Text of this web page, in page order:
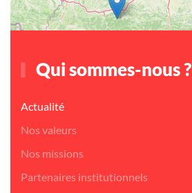
Qui sommes-nous ?
Actualité
Nos valeurs
Nos missions
Partenaires institutionnels